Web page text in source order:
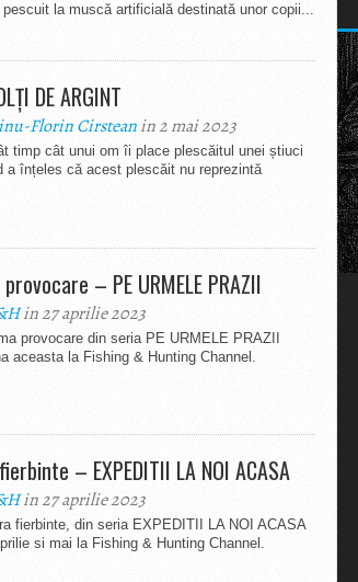
la muscă artificială destinată unor copii...
DE ARGINT
Florin Cirsteanin 2 mai 2023
timp cât unui om îi place plescăitul unei știuci
a înțeles că acest plescăit nu reprezintă
– PE URMELE PRAZII
in 27 aprilie 2023
provocare din seria PE URMELE PRAZII
aceasta la Fishing & Hunting Channel.
– EXPEDITII LA NOI ACASA
in 27 aprilie 2023
fierbinte, din seria EXPEDITII LA NOI ACASA
si mai la Fishing & Hunting Channel.